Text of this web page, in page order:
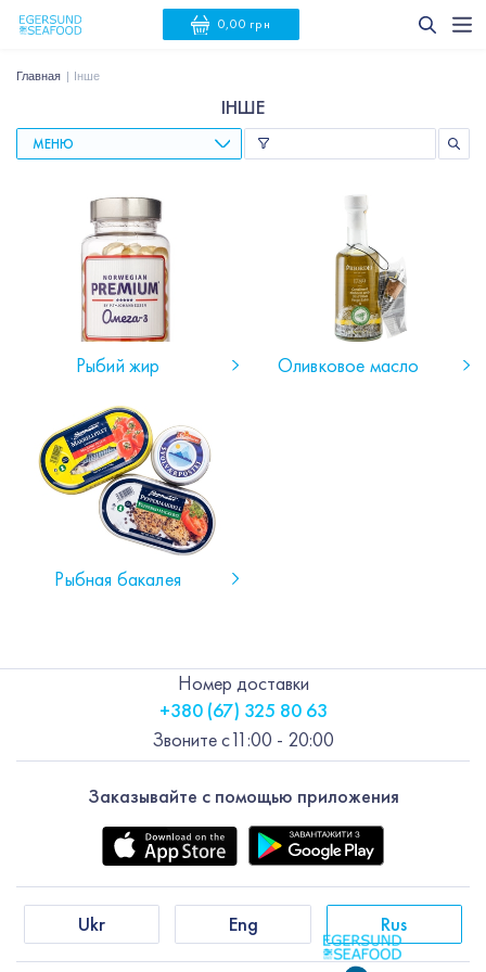
0,00 грн
Главная Інше
ІНШЕ
МЕНЮ
Рыбий жир Оливковое масло
Рыбная бакалея
Заказывайте с помощью приложения
Ukr Eng Rus
Номер доставки
+380 (67) 325 80 63
Звоните с11:00 - 20:00